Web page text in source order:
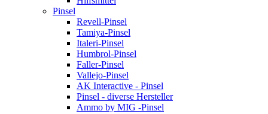
Pinsel
Revell-Pinsel
Tamiya-Pinsel
Italeri-Pinsel
Humbrol-Pinsel
Faller-Pinsel
Vallejo-Pinsel
AK Interactive - Pinsel
Pinsel - diverse Hersteller
Ammo by MIG -Pinsel